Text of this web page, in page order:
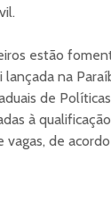
estão
na
de
à
de